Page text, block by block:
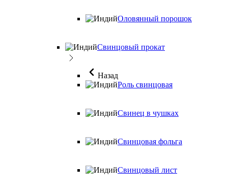
Оловянный порошок
Свинцовый прокат
Назад
Роль свинцовая
Свинец в чушках
Свинцовая фольга
Свинцовый лист